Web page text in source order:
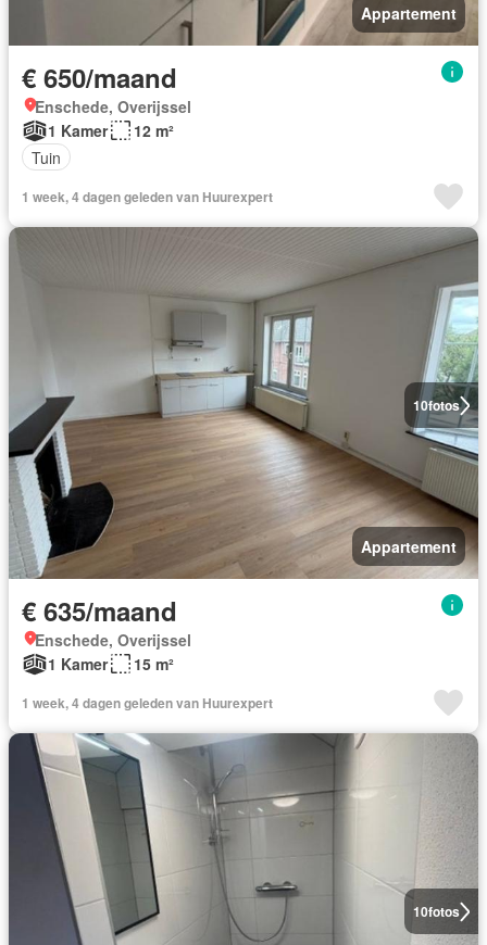
Appartement
€ 650/maand
Enschede, Overijssel
1 Kamer
12 m²
Tuin
1 week, 4 dagen geleden van Huurexpert
10fotos
Appartement
€ 635/maand
Enschede, Overijssel
1 Kamer
15 m²
1 week, 4 dagen geleden van Huurexpert
10fotos